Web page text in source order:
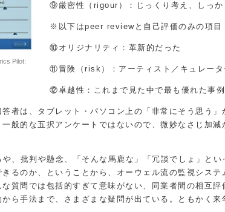
Pilot:
⑨厳密性（rigour）：じっくり考え、しっか
※以下はpeer reviewと自己評価のみの項目
⑩オリジナリティ：革新的だった
⑪冒険（risk）：アーティスト／キュレータ
⑫卓越性：これまで見た中で最も優れた事
者は、タブレット・パソコン上の「非常にそう思う
般的な五択アンケートではないので、微妙なさじ加
、批判や懸念、「そんな馬鹿な」「冗談でしょ」とい
るのか、ということから、オーウェル流の監視シス
質問では包括的すぎて意味がない、同業者間の相互
ら手法まで、さまざまな疑問が出ている。ともかく来